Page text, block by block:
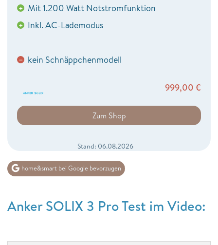
+ Mit 1.200 Watt Notstromfunktion
+ Inkl. AC-Lademodus
− kein Schnäppchenmodell
999,00 €
Zum Shop
Stand: 06.08.2026
home&smart bei Google bevorzugen
Anker SOLIX 3 Pro Test im Video: